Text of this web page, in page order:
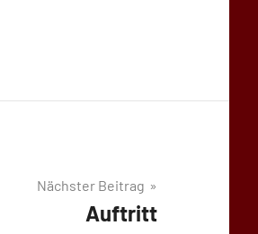
Nächster Beitrag
Auftritt